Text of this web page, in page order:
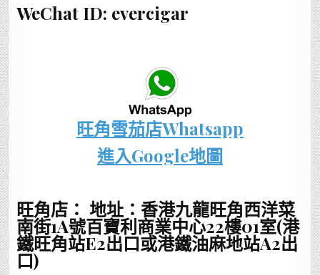
WeChat ID: evercigar
旺角雪茄店Whatsapp
進入Google地圖
旺角店： 地址：香港九龍旺角西洋菜
南街1A號百寶利商業中心22樓01室(港
鐵旺角站E2出口或港鐵油麻地站A2出
口)